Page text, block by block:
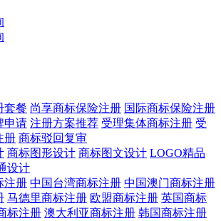
套餐 尚享商标保险注册 国际商标保险注册
申请 注册方案推荐 受理集体商标注册 受
册 商标驳回复审
商标图形设计 商标图文设计 LOGO精品
设计
注册 中国台湾商标注册 中国澳门商标注册
马德里商标注册 欧盟商标注册 英国商标
标注册 澳大利亚商标注册 韩国商标注册